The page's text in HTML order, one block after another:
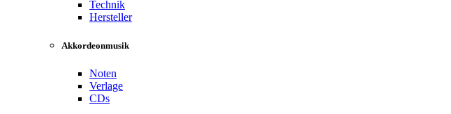
Technik
Hersteller
Akkordeonmusik
Noten
Verlage
CDs